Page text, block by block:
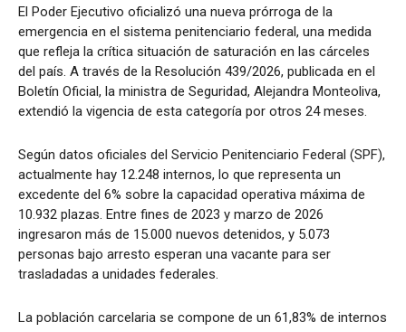
El Poder Ejecutivo oficializó una nueva prórroga de la
emergencia en el sistema penitenciario federal, una medida
que refleja la crítica situación de saturación en las cárceles
del país. A través de la Resolución 439/2026, publicada en el
Boletín Oficial, la ministra de Seguridad, Alejandra Monteoliva,
extendió la vigencia de esta categoría por otros 24 meses.
Según datos oficiales del Servicio Penitenciario Federal (SPF),
actualmente hay 12.248 internos, lo que representa un
excedente del 6% sobre la capacidad operativa máxima de
10.932 plazas. Entre fines de 2023 y marzo de 2026
ingresaron más de 15.000 nuevos detenidos, y 5.073
personas bajo arresto esperan una vacante para ser
trasladadas a unidades federales.
La población carcelaria se compone de un 61,83% de internos